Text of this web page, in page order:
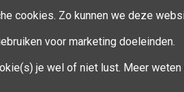
cookies. Zo kunnen we deze
voor marketing doeleinden.
je wel of niet lust. Meer